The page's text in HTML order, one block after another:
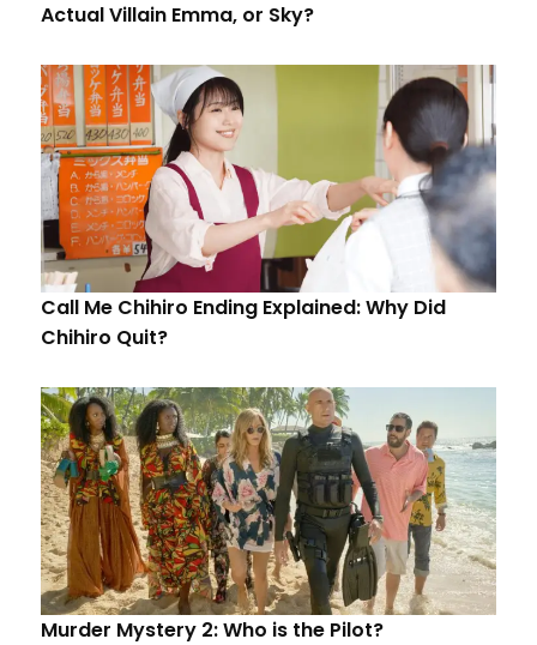
Actual Villain Emma, or Sky?
Call Me Chihiro Ending Explained: Why Did
Chihiro Quit?
Murder Mystery 2: Who is the Pilot?